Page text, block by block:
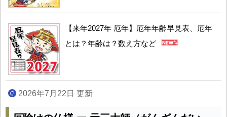
【来年2027年 厄年】厄年年齢早見表、厄年
とは？年齢は？数え方など
2026年7月22日 更新